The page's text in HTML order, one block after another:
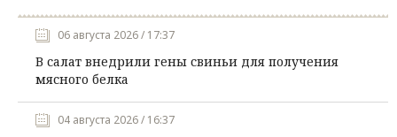
06 августа 2026 / 17:37
В салат внедрили гены свиньи для получения
мясного белка
04 августа 2026 / 16:37